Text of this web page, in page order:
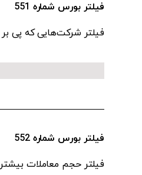
فیلتر بورس شماره 551
فیلتر شرکت‌هایی که پی بر ای
فیلتر بورس شماره 552
فیلتر حجم معاملات‌ بیشتر از 80